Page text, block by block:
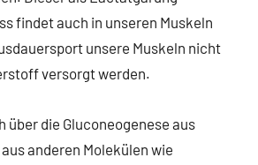
findet auch in unseren Muskeln
unsere Muskeln nicht
versorgt werden.
über die Gluconeogenese aus
anderen Molekülen wie